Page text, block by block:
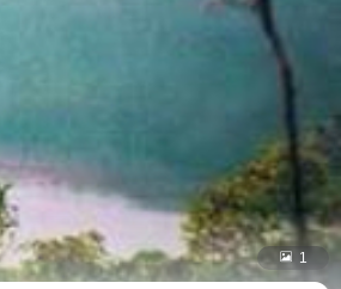
 1